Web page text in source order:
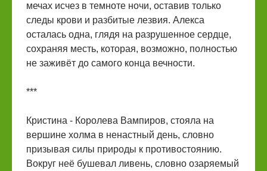
мечах исчез в темноте ночи, оставив только
следы крови и разбитые лезвия. Алекса
осталась одна, глядя на разрушенное сердце,
сохраняя месть, которая, возможно, полностью
не заживёт до самого конца вечности.
***
Кристина - Королева Вампиров, стояла на
вершине холма в ненастный день, словно
призывая силы природы к противостоянию.
Вокруг неё бушевал ливень, словно озаряемый